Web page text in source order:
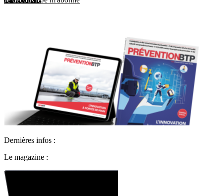
Dernières infos :
Le magazine :